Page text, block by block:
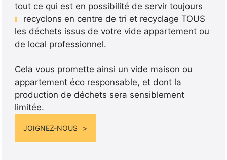
tout ce qui est en possibilité de servir toujours
recyclons en centre de tri et recyclage TOUS
les déchets issus de votre vide appartement ou
de local professionnel.
Cela vous promette ainsi un vide maison ou
appartement éco responsable, et dont la
production de déchets sera sensiblement
limitée.
JOIGNEZ-NOUS